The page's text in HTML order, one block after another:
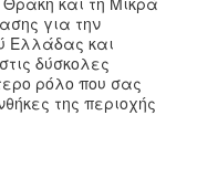
για την
Ελλάδας και
δύσκολες
ρόλο που σας
της περιοχής